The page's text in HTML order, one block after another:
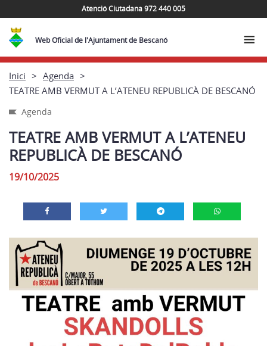
Atenció Ciutadana 972 440 005
Web Oficial de l'Ajuntament de Bescanó
Inici
Agenda
TEATRE AMB VERMUT A L’ATENEU REPUBLICÀ DE BESCANÓ
Agenda
TEATRE AMB VERMUT A L’ATENEU
REPUBLICÀ DE BESCANÓ
19/10/2025